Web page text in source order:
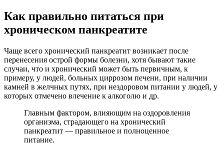
Как правильно питаться при
хроническом панкреатите
Чаще всего хронический панкреатит возникает после
перенесения острой формы болезни, хотя бывают такие
случаи, что и хронический может быть первичным, к
примеру, у людей, больных циррозом печени, при наличии
камней в желчных путях, при нездоровом питании у людей, у
которых отмечено влечение к алкоголю и др.
Главным фактором, влияющим на оздоровления
организма, страдающего на хронический
панкреатит — правильное и полноценное
питание.